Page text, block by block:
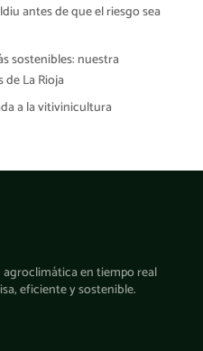
antes de que el riesgo sea
sostenibles: nuestra
La Rioja
a la vitivinicultura
en tiempo real
eficiente y sostenible.